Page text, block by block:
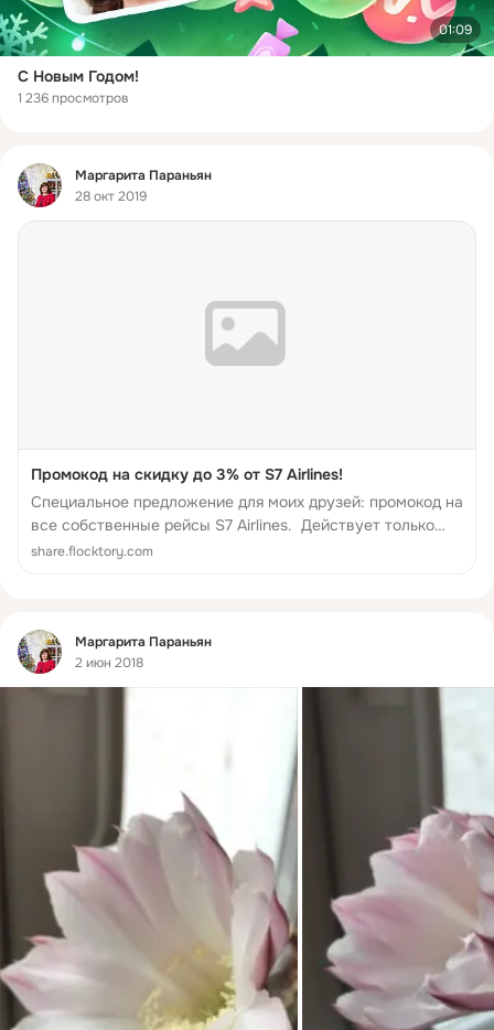
01:09
С Новым Годом!
1 236 просмотров
Фид
Маргарита Параньян
28 окт 2019
Промокод на скидку до 3% от S7 Airlines!
Специальное предложение для моих друзей: промокод на
все собственные рейсы S7 Airlines. Действует только
при покупке на s7.ru. Пользуйтесь!
share.flocktory.com
Фид
Маргарита Параньян
2 июн 2018